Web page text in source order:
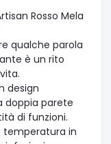
Rosso Mela
qualche parola
è un rito
design
doppia parete
di funzioni.
temperatura in